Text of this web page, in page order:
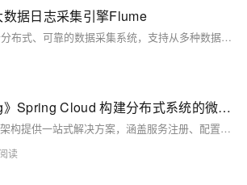
数据日志采集引擎Flume
Apache Flume 是一个分布式、可靠的数据采集系统，支持从多种数据源收集日志信息，并传输至指定目的地。其核心架构由Source、Channel、Sink三组件构成，通过Event封装数据，保障高效与可靠传输。
《深入理解Spring》Spring Cloud 构建分布式系统的微服务全家桶
Spring Cloud为微服务架构提供一站式解决方案，涵盖服务注册、配置管理、负载均衡、熔断限流等核心功能，助力开发者构建高可用、易扩展的分布式系统，并持续向云原生演进。